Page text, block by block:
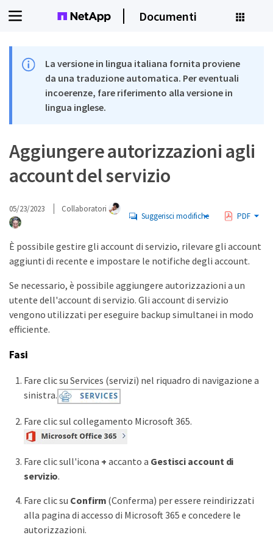
Documenti
La versione in lingua italiana fornita proviene
da una traduzione automatica. Per eventuali
incoerenze, fare riferimento alla versione in
lingua inglese.
Aggiungere autorizzazioni agli
account del servizio
05/23/2023 Collaboratori
Suggerisci modifiche PDF
È possibile gestire gli account di servizio, rilevare gli account
aggiunti di recente e impostare le notifiche degli account.
Se necessario, è possibile aggiungere autorizzazioni a un
utente dell'account di servizio. Gli account di servizio
vengono utilizzati per eseguire backup simultanei in modo
efficiente.
Fasi
Fare clic su Services (servizi) nel riquadro di navigazione a
sinistra.
Fare clic sul collegamento Microsoft 365.
Fare clic sull'icona + accanto a Gestisci account di
servizio.
Fare clic su Confirm (Conferma) per essere reindirizzati
alla pagina di accesso di Microsoft 365 e concedere le
autorizzazioni.